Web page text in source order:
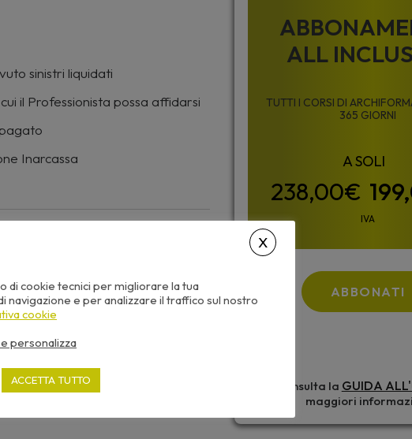
sinistri liquidati
il Professionista possa affidarsi
Inarcassa
ALL
TUTTI I CORSI DI
365 GIORNI
IVA
ABBONATI
Consulta la GUIDA
maggiori
di cookie tecnici per migliorare la tua
navigazione e per analizzare il traffico sul nostro
cookie
personalizza
ACCETTA TUTTO